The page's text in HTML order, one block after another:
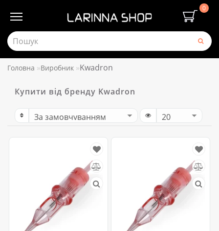
0
Головна Виробник Kwadron
Купити від бренду Kwadron